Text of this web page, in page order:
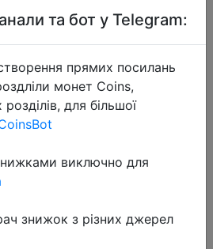
Gen 4
Battery 6.83" 1.5K
Camera OIS 90W
та бот у Telegram:
прямих посилань
монет Coins,
для більшої
виключно для
знижок з різних джерел